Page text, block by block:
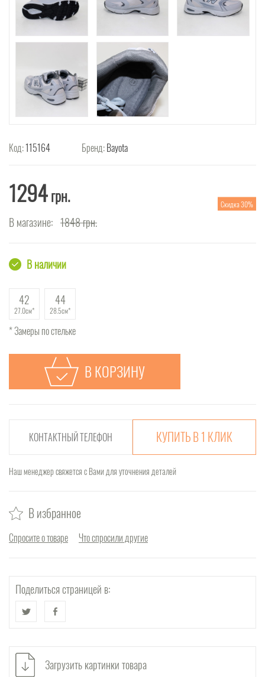
Код:115164 Бренд:Bayota
1294грн.
В магазине: 1848грн.
Скидка 30%
В наличии
42
27.0см
44
28.5см
* Замеры по стельке
В КОРЗИНУ
КУПИТЬ В 1 КЛИК
Наш менеджер свяжется с Вами для уточнения деталей
В избранное
Спросите о товаре Что спросили другие
Поделиться страницей в:
Загрузить картинки товара